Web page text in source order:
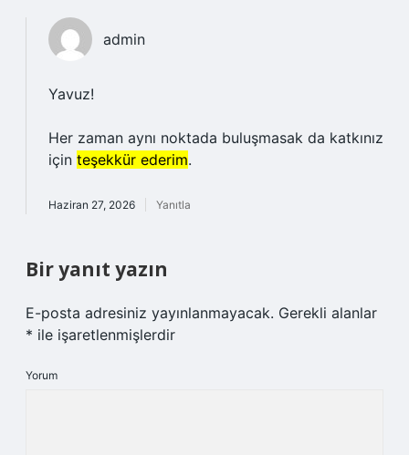
admin
Yavuz!
Her zaman aynı noktada buluşmasak da katkınız
için teşekkür ederim.
Haziran 27, 2026 Yanıtla
Bir yanıt yazın
E-posta adresiniz yayınlanmayacak. Gerekli alanlar
* ile işaretlenmişlerdir
Yorum